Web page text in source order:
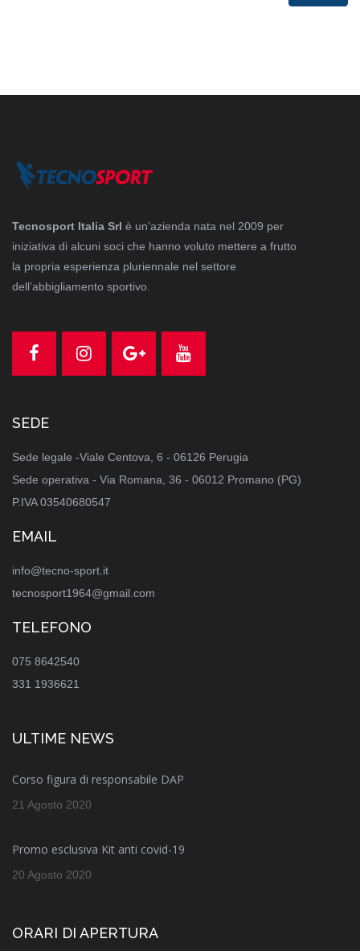
Tecnosport Italia Srl è un’azienda nata nel 2009 per
iniziativa di alcuni soci che hanno voluto mettere a frutto
la propria esperienza pluriennale nel settore
dell’abbigliamento sportivo.
SEDE
Sede legale -Viale Centova, 6 - 06126 Perugia
Sede operativa - Via Romana, 36 - 06012 Promano (PG)
P.IVA 03540680547
EMAIL
info@tecno-sport.it
tecnosport1964@gmail.com
TELEFONO
075 8642540
331 1936621
ULTIME NEWS
Corso figura di responsabile DAP
21 Agosto 2020
Promo esclusiva Kit anti covid-19
20 Agosto 2020
ORARI DI APERTURA